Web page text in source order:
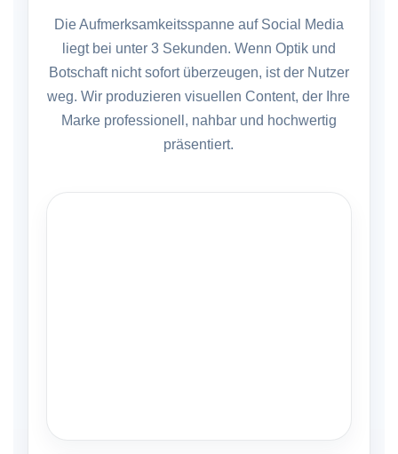
Die Aufmerksamkeitsspanne auf Social Media
liegt bei unter 3 Sekunden. Wenn Optik und
Botschaft nicht sofort überzeugen, ist der Nutzer
weg. Wir produzieren visuellen Content, der Ihre
Marke professionell, nahbar und hochwertig
präsentiert.